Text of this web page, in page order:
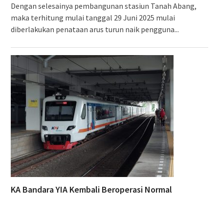
Dengan selesainya pembangunan stasiun Tanah Abang,
maka terhitung mulai tanggal 29 Juni 2025 mulai
diberlakukan penataan arus turun naik pengguna...
KA Bandara YIA Kembali Beroperasi Normal